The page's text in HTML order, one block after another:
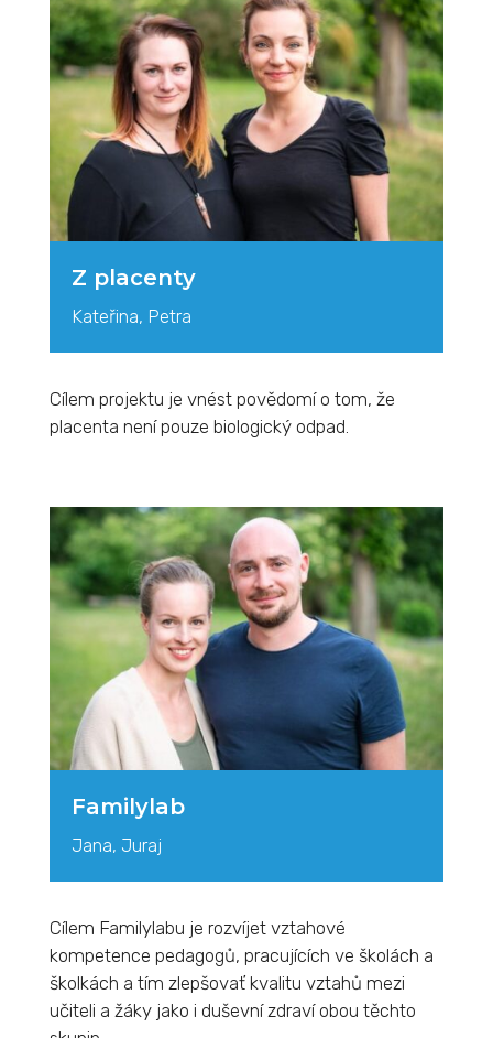
Z placenty
Kateřina, Petra
Cílem projektu je vnést povědomí o tom, že
placenta není pouze biologický odpad.
Familylab
Jana, Juraj
Cílem Familylabu je rozvíjet vztahové
kompetence pedagogů, pracujících ve školách a
školkách a tím zlepšovať kvalitu vztahů mezi
učiteli a žáky jako i duševní zdraví obou těchto